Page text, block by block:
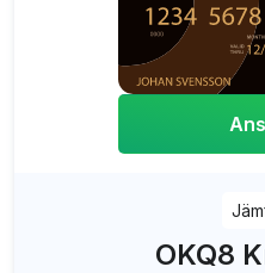
OKQ8